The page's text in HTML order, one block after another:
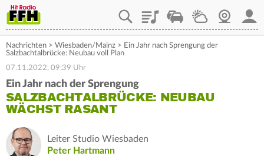
PlaylistStaupilotWetterWebcam
Nachrichten > Wiesbaden/Mainz > Ein Jahr nach Sprengung der
Salzbachtalbrücke: Neubau voll Plan
07.11.2022, 09:39 Uhr
Ein Jahr nach der Sprengung
SALZBACHTALBRÜCKE: NEUBAU
WÄCHST RASANT
Leiter Studio Wiesbaden
Peter Hartmann